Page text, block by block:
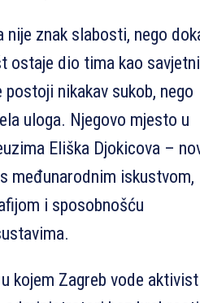
nije znak slabosti, nego
ostaje dio tima kao
nikakav sukob, nego
uloga. Njegovo mjesto u
Eliška Djokicova –
međunarodnim iskustvom,
i sposobnošću
kojem Zagreb vode